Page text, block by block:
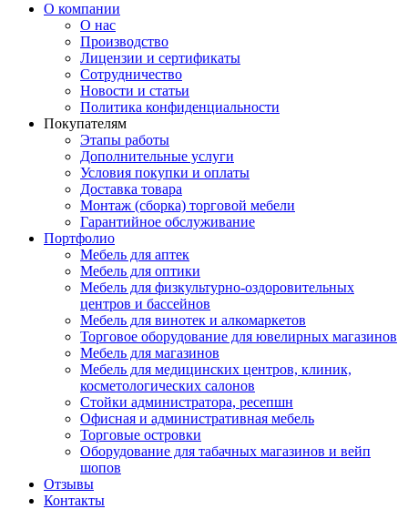
О компании
О нас
Производство
Лицензии и сертификаты
Сотрудничество
Новости и статьи
Политика конфиденциальности
Покупателям
Этапы работы
Дополнительные услуги
Условия покупки и оплаты
Доставка товара
Монтаж (сборка) торговой мебели
Гарантийное обслуживание
Портфолио
Мебель для аптек
Мебель для оптики
Мебель для физкультурно-оздоровительных
центров и бассейнов
Мебель для винотек и алкомаркетов
Торговое оборудование для ювелирных магазинов
Мебель для магазинов
Мебель для медицинских центров, клиник,
косметологических салонов
Стойки администратора, ресепшн
Офисная и административная мебель
Торговые островки
Оборудование для табачных магазинов и вейп
шопов
Отзывы
Контакты